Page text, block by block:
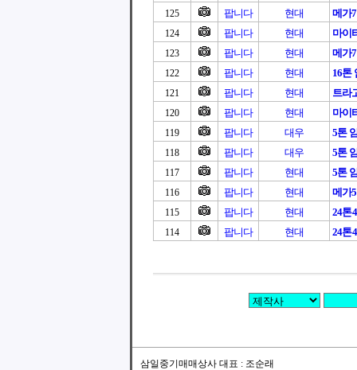
125 팝니다 현대 메가
124 팝니다 현대 마이
123 팝니다 현대 메가
122 팝니다 현대 16톤
121 팝니다 현대 트라
120 팝니다 현대 마이
119 팝니다 대우 5톤
118 팝니다 대우 5톤
117 팝니다 현대 5톤
116 팝니다 현대 메가
115 팝니다 현대 24톤
114 팝니다 현대 24톤
삼일중기매매상사 대표 : 조순래